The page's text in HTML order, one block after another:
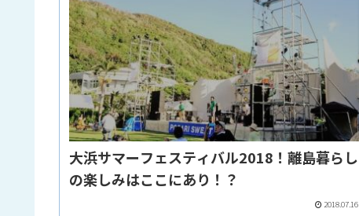
大浜サマーフェスティバル2018！離島暮らし
の楽しみはここにあり！？
2018.07.16